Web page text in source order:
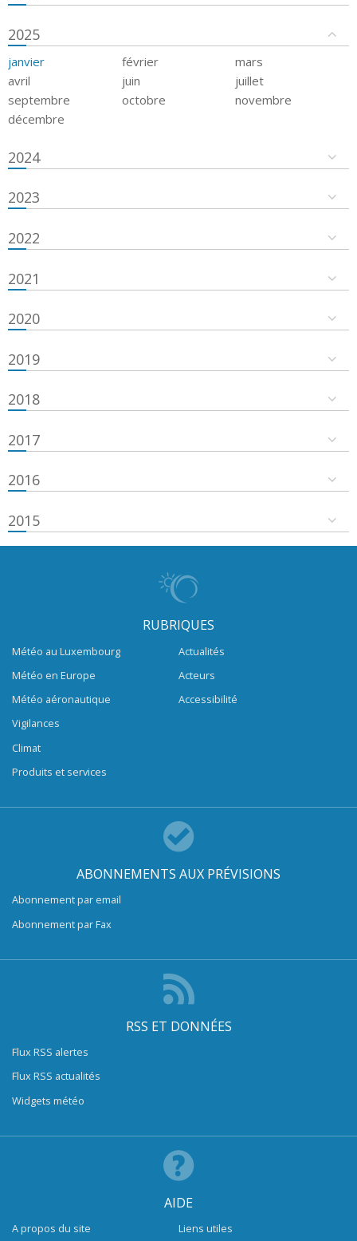
2025
janvier février
mars
avril
juin
juillet
septembre
octobre
novembre
décembre
2024
2023
2022
2021
2020
2019
2018
2017
2016
2015
RUBRIQUES
Météo au Luxembourg
Météo en Europe
Météo aéronautique
Vigilances
Climat
Produits et services
Actualités
Acteurs
Accessibilité
ABONNEMENTS AUX PRÉVISIONS
Abonnement par email
Abonnement par Fax
RSS ET DONNÉES
Flux RSS alertes
Flux RSS actualités
Widgets météo
AIDE
A propos du site Liens utiles